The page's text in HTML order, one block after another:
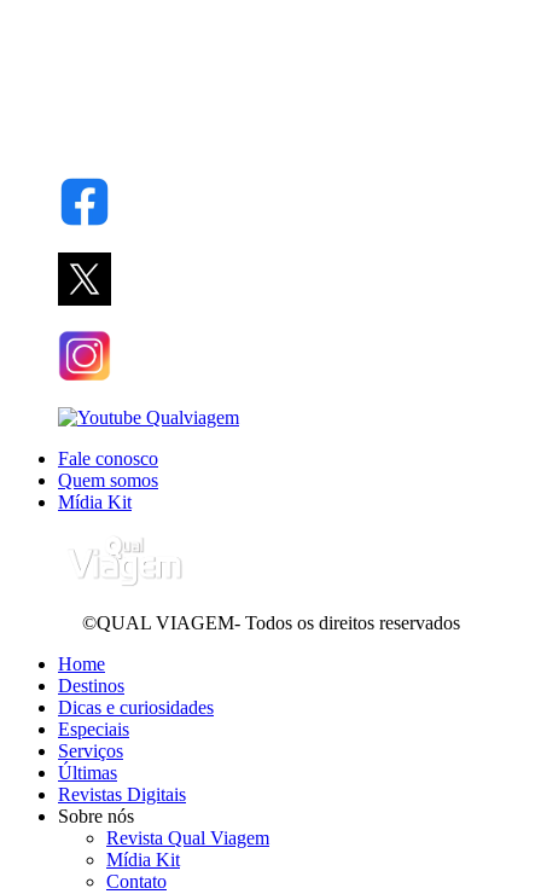
Fale conosco
Quem somos
Mídia Kit
©QUAL VIAGEM- Todos os direitos reservados
Home
Destinos
Dicas e curiosidades
Especiais
Serviços
Últimas
Revistas Digitais
Sobre nós
Revista Qual Viagem
Mídia Kit
Contato